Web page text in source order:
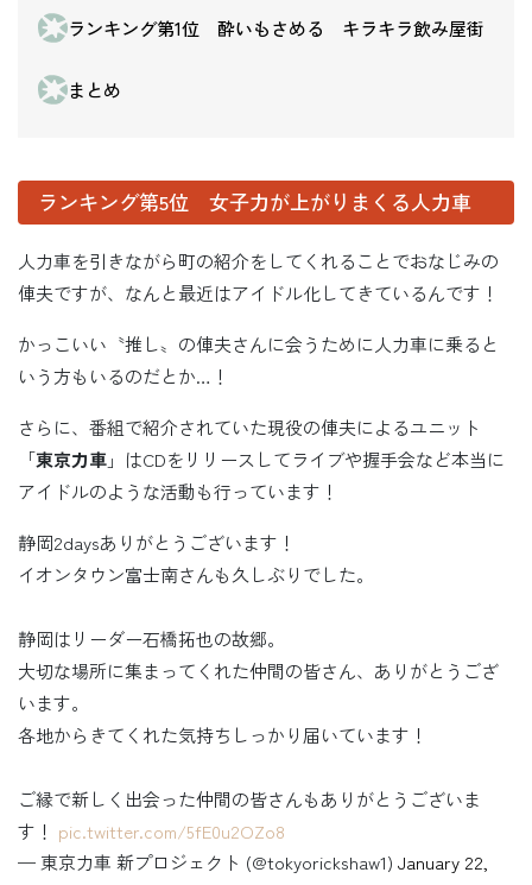
ランキング第1位 酔いもさめる キラキラ飲み屋街
まとめ
ランキング第5位 女子力が上がりまくる人力車
人力車を引きながら町の紹介をしてくれることでおなじみの
俥夫ですが、なんと最近はアイドル化してきているんです！
かっこいい〝推し〟の俥夫さんに会うために人力車に乗ると
いう方もいるのだとか…！
さらに、番組で紹介されていた現役の俥夫によるユニット
「東京力車」はCDをリリースしてライブや握手会など本当に
アイドルのような活動も行っています！
静岡2daysありがとうございます！
イオンタウン富士南さんも久しぶりでした。
静岡はリーダー石橋拓也の故郷。
大切な場所に集まってくれた仲間の皆さん、ありがとうござ
います。
各地からきてくれた気持ちしっかり届いています！
ご縁で新しく出会った仲間の皆さんもありがとうございま
す！ pic.twitter.com/5fE0u2OZo8
— 東京力車 新プロジェクト (@tokyorickshaw1) January 22,